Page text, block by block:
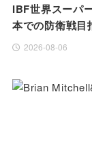
IBF世界スーパ
本での防衛戦目
2026-08-06